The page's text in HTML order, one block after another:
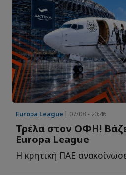
Europa League | 07/08 - 20:46
Τρέλα στον ΟΦΗ!
Europa League